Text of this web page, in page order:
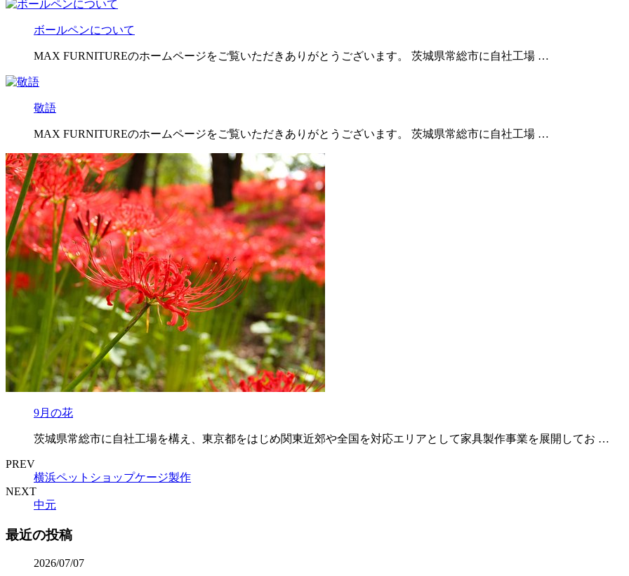
ボールペンについて
MAX FURNITUREのホームページをご覧いただきありがとうございます。 茨城県常総市に自社工場 …
敬語
MAX FURNITUREのホームページをご覧いただきありがとうございます。 茨城県常総市に自社工場 …
9月の花
茨城県常総市に自社工場を構え、東京都をはじめ関東近郊や全国を対応エリアとして家具製作事業を展開してお …
PREV
横浜ペットショップケージ製作
NEXT
中元
最近の投稿
2026/07/07